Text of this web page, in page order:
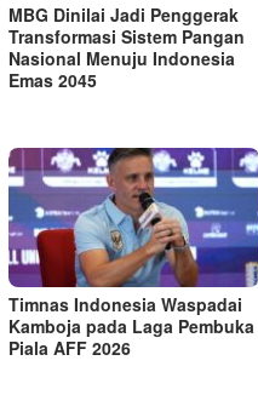
MBG Dinilai Jadi Penggerak
Transformasi Sistem Pangan
Nasional Menuju Indonesia
Emas 2045
Timnas Indonesia Waspadai
Kamboja pada Laga Pembuka
Piala AFF 2026